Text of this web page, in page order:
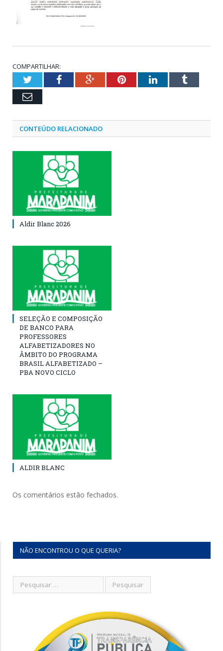
COMPARTILHAR:
TwitterFacebookGoogle+PinterestLinkedInTumblr
Email
CONTEÚDO RELACIONADO
Aldir Blanc 2026
SELEÇÃO E COMPOSIÇÃO
DE BANCO PARA
PROFESSORES
ALFABETIZADORES NO
ÂMBITO DO PROGRAMA
BRASIL ALFABETIZADO –
PBA NOVO CICLO
ALDIR BLANC
Os comentários estão fechados.
NÃO ENCONTROU O QUE QUERIA?